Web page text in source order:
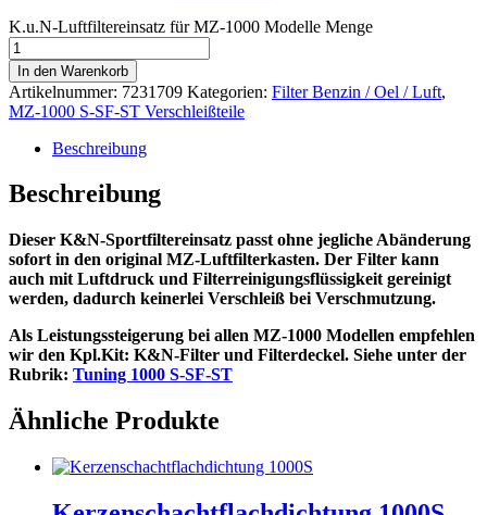
K.u.N-Luftfiltereinsatz für MZ-1000 Modelle Menge
In den Warenkorb
Artikelnummer: 7231709 Kategorien: Filter Benzin / Oel / Luft,
MZ-1000 S-SF-ST Verschleißteile
Beschreibung
Beschreibung
Dieser K&N-Sportfiltereinsatz passt ohne jegliche Abänderung
sofort in den original MZ-Luftfilterkasten. Der Filter kann
auch mit Luftdruck und Filterreinigungsflüssigkeit gereinigt
werden, dadurch keinerlei Verschleiß bei Verschmutzung.
Als Leistungssteigerung bei allen MZ-1000 Modellen empfehlen
wir den Kpl.Kit: K&N-Filter und Filterdeckel. Siehe unter der
Rubrik: Tuning 1000 S-SF-ST
Ähnliche Produkte